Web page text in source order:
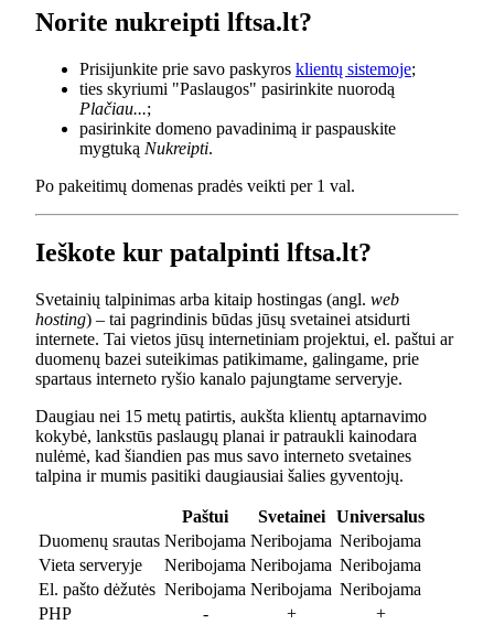
Norite nukreipti lftsa.lt?
Prisijunkite prie savo paskyros klientų sistemoje;
ties skyriumi "Paslaugos" pasirinkite nuorodą
Plačiau...;
pasirinkite domeno pavadinimą ir paspauskite
mygtuką Nukreipti.
Po pakeitimų domenas pradės veikti per 1 val.
Ieškote kur patalpinti lftsa.lt?
Svetainių talpinimas arba kitaip hostingas (angl. web
hosting) – tai pagrindinis būdas jūsų svetainei atsidurti
internete. Tai vietos jūsų internetiniam projektui, el. paštui ar
duomenų bazei suteikimas patikimame, galingame, prie
spartaus interneto ryšio kanalo pajungtame serveryje.
Daugiau nei 15 metų patirtis, aukšta klientų aptarnavimo
kokybė, lankstūs paslaugų planai ir patraukli kainodara
nulėmė, kad šiandien pas mus savo interneto svetaines
talpina ir mumis pasitiki daugiausiai šalies gyventojų.
Paštui Svetainei
Universalus
Duomenų srautas Neribojama Neribojama Neribojama
Vieta serveryje
Neribojama Neribojama Neribojama
El. pašto dėžutės Neribojama Neribojama Neribojama
PHP
- +
+